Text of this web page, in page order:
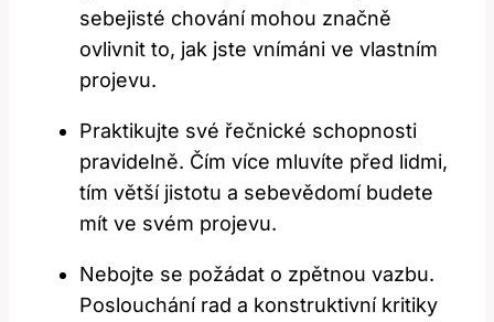
sebejisté chování mohou značně
ovlivnit to, jak jste vnímáni ve vlastním
projevu.
Praktikujte své řečnické schopnosti
pravidelně. Čím více mluvíte před lidmi,
tím větší jistotu a sebevědomí budete
mít ve svém projevu.
Nebojte se požádat o zpětnou vazbu.
Poslouchání rad a konstruktivní kritiky